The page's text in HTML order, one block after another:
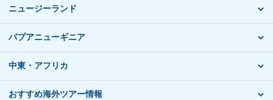
ニュージーランド
パプアニューギニア
中東・アフリカ
おすすめ海外ツアー情報